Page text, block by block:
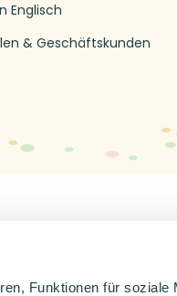
Funktionen für soziale
Englisch
& Geschäftskunden